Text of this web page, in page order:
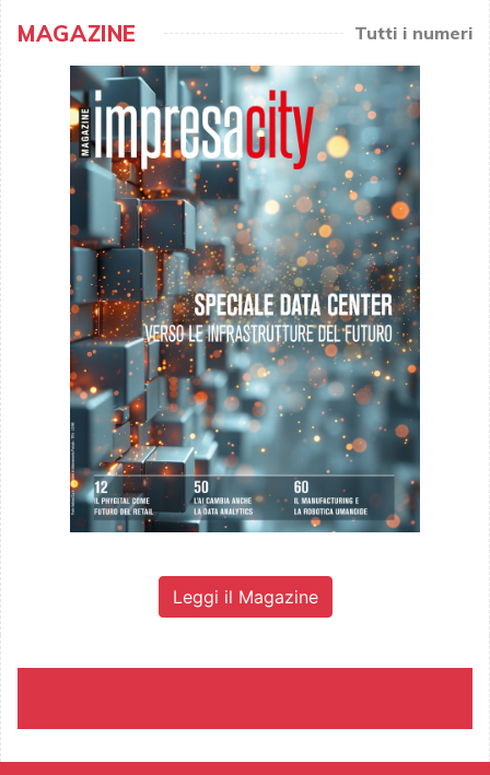
MAGAZINE Tutti i numeri
Leggi il Magazine